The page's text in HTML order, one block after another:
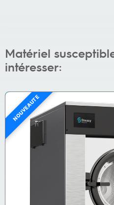
Matériel
intéresser:
NOUVEAUTÉ